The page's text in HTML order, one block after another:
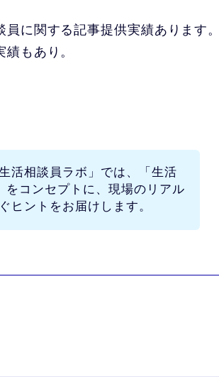
員に関する記事提供実績あります
もあり。
活相談員ラボ」 では、
「生活
をコンセプトに、現場のリアル
ヒントをお届けします。